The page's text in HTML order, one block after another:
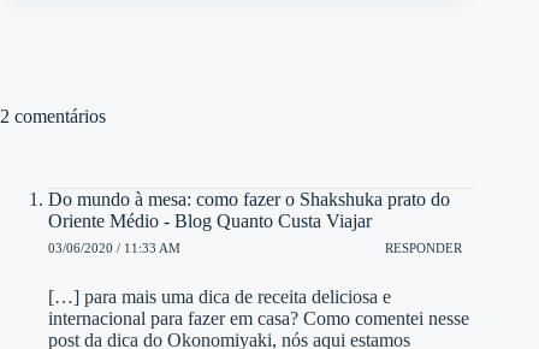
2 comentários
Do mundo à mesa: como fazer o Shakshuka prato do
Oriente Médio - Blog Quanto Custa Viajar
03/06/2020 / 11:33 AM RESPONDER
[…] para mais uma dica de receita deliciosa e
internacional para fazer em casa? Como comentei nesse
post da dica do Okonomiyaki, nós aqui estamos